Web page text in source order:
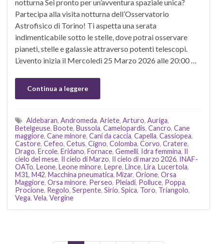
notturna Sei pronto per un’avventura spaziale unica?
Partecipa alla visita notturna dell’Osservatorio
Astrofisico di Torino! Ti aspetta una serata
indimenticabile sotto le stelle, dove potrai osservare
pianeti, stelle e galassie attraverso potenti telescopi.
L’evento inizia il Mercoledì 25 Marzo 2026 alle 20:00 …
Continua a leggere
Aldebaran, Andromeda, Ariete, Arturo, Auriga,
Betelgeuse, Boote, Bussola, Camelopardis, Cancro, Cane
maggiore, Cane minore, Cani da caccia, Capella, Cassiopea,
Castore, Cefeo, Cetus, Cigno, Colomba, Corvo, Cratere,
Drago, Ercole, Eridano, Fornace, Gemelli, Idra femmina, Il
cielo del mese, Il cielo di Marzo, Il cielo di marzo 2026, INAF-
OATo, Leone, Leone minore, Lepre, Lince, Lira, Lucertola,
M31, M42, Macchina pneumatica, Mizar, Orione, Orsa
Maggiore, Orsa minore, Perseo, Pleiadi, Polluce, Poppa,
Procione, Regolo, Serpente, Sirio, Spica, Toro, Triangolo,
Vega, Vela, Vergine